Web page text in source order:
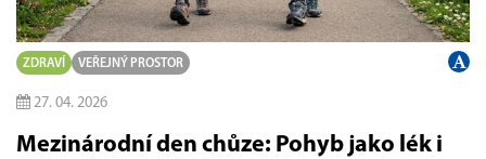
ZDRAVÍ VEŘEJNÝ PROSTOR
27. 04. 2026
Mezinárodní den chůze: Pohyb jako lék i